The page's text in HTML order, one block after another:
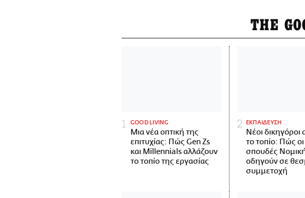
THE
GOOD LIVING
Μια νέα οπτική της
επιτυχίας: Πώς Gen Zs
και Millennials αλλάζουν
το τοπίο της εργασίας
ΕΚΠΑΙΔΕΥΣΗ
Νέοι δικηγόροι
το τοπίο: Πώς οι
σπουδές
οδηγούν σε
συμμετοχή